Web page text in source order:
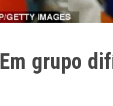
Em grupo